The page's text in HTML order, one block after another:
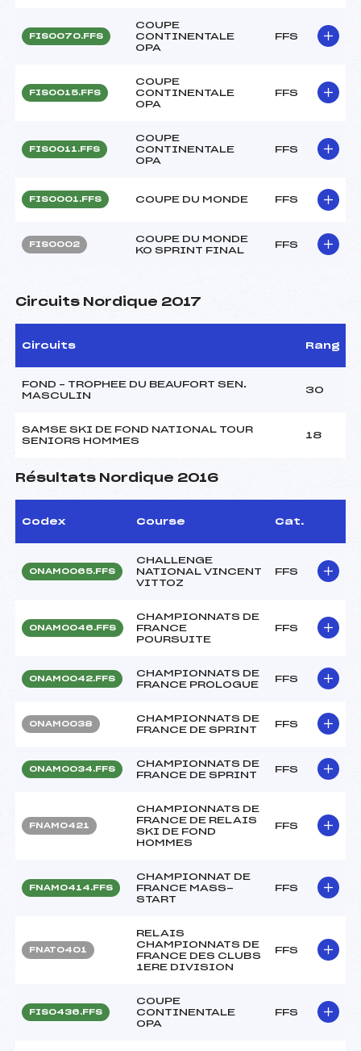
FIS0070.FFS
COUPE
CONTINENTALE
OPA
FFS
FIS0015.FFS
COUPE
CONTINENTALE
OPA
FFS
FIS0011.FFS
COUPE
CONTINENTALE
OPA
FFS
FIS0001.FFS COUPE DU MONDE FFS
FIS0002
COUPE DU MONDE
KO SPRINT FINAL
FFS
Circuits Nordique 2017
Circuits Rang
FOND – TROPHEE DU BEAUFORT SEN.
MASCULIN
30
SAMSE SKI DE FOND NATIONAL TOUR
SENIORS HOMMES
18
Résultats Nordique 2016
Codex Course Cat.
ONAM0065.FFS
CHALLENGE
NATIONAL VINCENT
VITTOZ
FFS
ONAM0046.FFS
CHAMPIONNATS DE
FRANCE
POURSUITE
FFS
ONAM0042.FFS
CHAMPIONNATS DE
FRANCE PROLOGUE
FFS
ONAM0038
CHAMPIONNATS DE
FRANCE DE SPRINT
FFS
ONAM0034.FFS
CHAMPIONNATS DE
FRANCE DE SPRINT
FFS
FNAM0421
CHAMPIONNATS DE
FRANCE DE RELAIS
SKI DE FOND
HOMMES
FFS
FNAM0414.FFS
CHAMPIONNAT DE
FRANCE MASS-
START
FFS
FNAT0401
RELAIS
CHAMPIONNATS DE
FRANCE DES CLUBS
1ERE DIVISION
FFS
FIS0436.FFS
COUPE
CONTINENTALE
OPA
FFS